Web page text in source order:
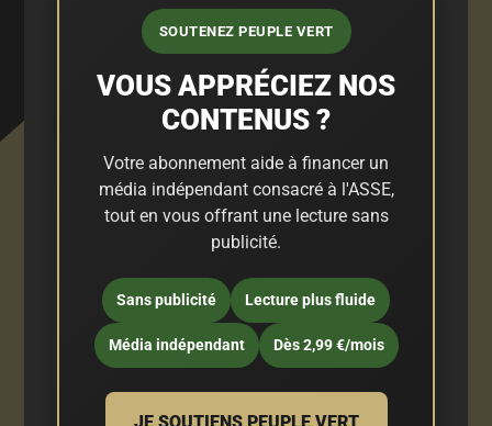
SOUTENEZ PEUPLE VERT
VOUS APPRÉCIEZ NOS
CONTENUS ?
Votre abonnement aide à financer un
média indépendant consacré à l'ASSE,
tout en vous offrant une lecture sans
publicité.
Sans publicité Lecture plus fluide
Média indépendant Dès 2,99 €/mois
JE SOUTIENS PEUPLE VERT